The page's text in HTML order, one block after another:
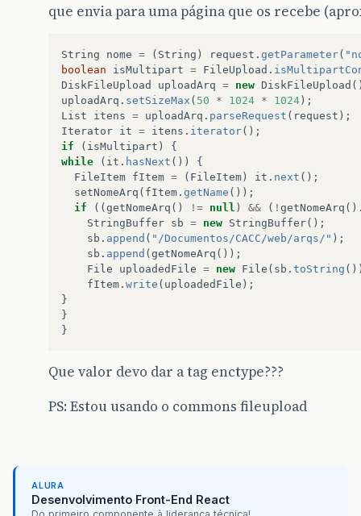
que envia para uma página que os recebe
String nome = ( String ) request . getParameter(
boolean
isMultipart = FileUpload .
DiskFileUpload
uploadArq = new DiskFileUpload
uploadArq . setSizeMax ( 50 * 1024 * 1024 );
List
itens = uploadArq . parseRequest ( request );
Iterator it = itens . iterator();
if
( isMultipart )
{
while
( it . hasNext ())
{
FileItem fItem = ( FileItem ) it . next ();
setNomeArq ( fItem . getName ());
if
(( getNomeArq () != null ) && ( ! getNomeArq
StringBuffer sb = new StringBuffer();
sb . append ( "/Documentos/CACC/web/arqs/" );
sb . append ( getNomeArq ());
File
uploadedFile = new File ( sb . toString
fItem . write ( uploadedFile );
}
}
}
Que valor devo dar a tag enctype???
PS: Estou usando o commons fileupload
ALURA
Desenvolvimento Front-End React
Do primeiro componente à liderança técnica!